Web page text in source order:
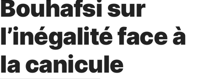
Bouhafsi sur
l’inégalité face à
la canicule